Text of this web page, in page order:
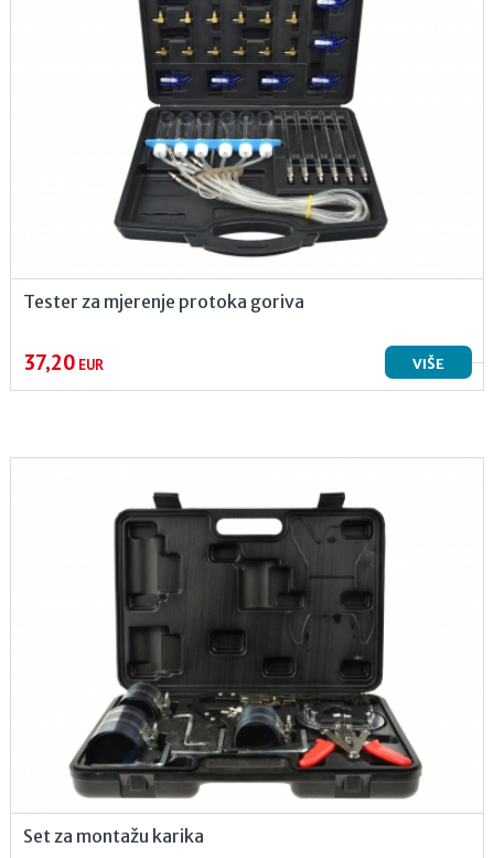
Tester za mjerenje protoka goriva
37,20EUR VIŠE
Set za montažu karika